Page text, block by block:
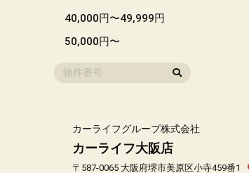
40,000円〜49,999円
50,000円〜
カーライフグループ株式会社
カーライフ大阪店
〒587-0065 大阪府堺市美原区小寺459番1